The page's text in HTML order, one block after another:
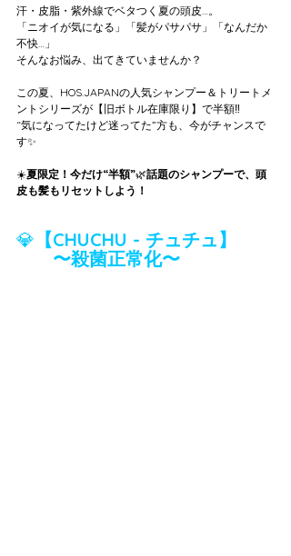
汗・皮脂・紫外線でベタつく夏の頭皮…。
「ニオイが気になる」「髪がパサパサ」「なんだか
不快…」
そんなお悩み、出てきていませんか？
この夏、HOS.JAPANの人気シャンプー＆トリートメ
ントシリーズが【旧ボトル在庫限り】で半額‼️
“気になってたけど迷ってた”方も、今がチャンスで
す✨
☀️夏限定！今だけ“半額”🌿話題のシャンプーで、頭
皮も髪もリセットしよう！
💎 【CHUCHU - チュチュ】
〜殺菌正常化〜